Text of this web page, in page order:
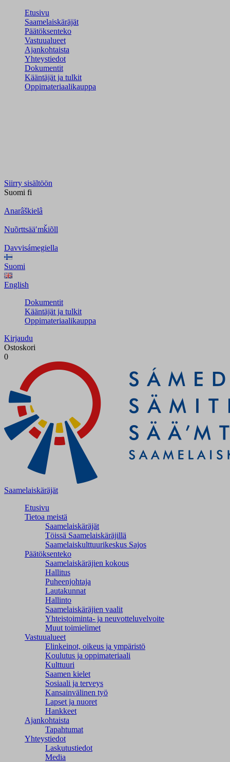
Etusivu
Saamelaiskäräjät
Päätöksenteko
Vastuualueet
Ajankohtaista
Yhteystiedot
Dokumentit
Kääntäjät ja tulkit
Oppimateriaalikauppa
Siirry sisältöön
Suomi fi
Anarâškielâ
Nuõrttsääʹmǩiõll
Davvisámegiella
Suomi
English
Dokumentit
Kääntäjät ja tulkit
Oppimateriaalikauppa
Kirjaudu
Ostoskori
0
Saamelaiskäräjät
Etusivu
Tietoa meistä
Saamelaiskäräjät
Töissä Saamelaiskäräjillä
Saamelaiskulttuuri­keskus Sajos
Päätöksenteko
Saamelaiskäräjien kokous
Hallitus
Puheenjohtaja
Lautakunnat
Hallinto
Saamelaiskäräjien vaalit
Yhteistoiminta- ja neuvotteluvelvoite
Muut toimielimet
Vastuualueet
Elinkeinot, oikeus ja ympäristö
Koulutus ja oppimateriaali
Kulttuuri
Saamen kielet
Sosiaali ja terveys
Kansainvälinen työ
Lapset ja nuoret
Hankkeet
Ajankohtaista
Tapahtumat
Yhteystiedot
Laskutustiedot
Media